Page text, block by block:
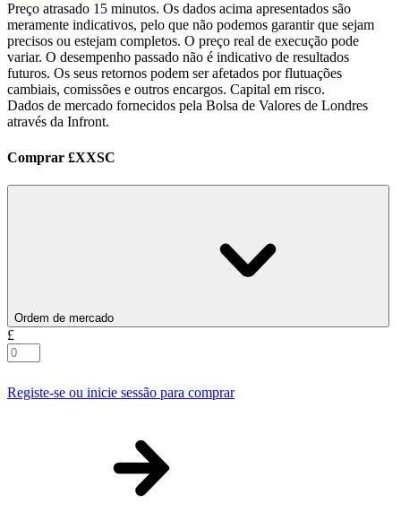
Preço atrasado 15 minutos. Os dados acima apresentados são
meramente indicativos, pelo que não podemos garantir que sejam
precisos ou estejam completos. O preço real de execução pode
variar. O desempenho passado não é indicativo de resultados
futuros. Os seus retornos podem ser afetados por flutuações
cambiais, comissões e outros encargos. Capital em risco.
Dados de mercado fornecidos pela Bolsa de Valores de Londres
através da Infront.
Comprar £XXSC
Ordem de mercado
£
Registe-se ou inicie sessão para comprar